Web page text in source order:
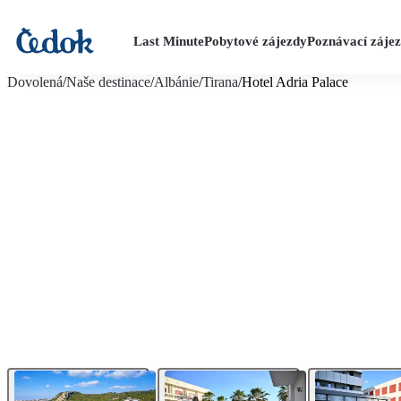
Last MinutePobytové zájezdyPoznávací
Dovolená/Naše destinace/Albánie/Tirana/Hotel Adria Palace